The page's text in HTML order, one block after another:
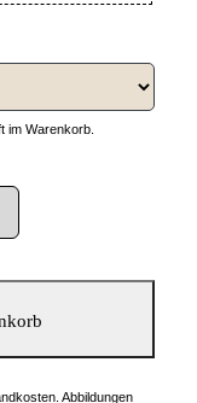
im Warenkorb.
Abbildungen